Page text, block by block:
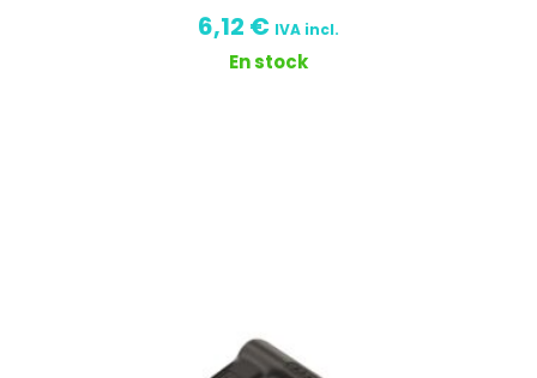
6,12 € IVA incl.
En stock